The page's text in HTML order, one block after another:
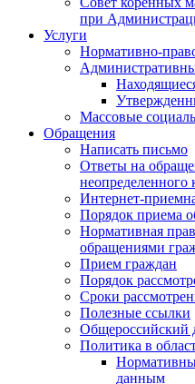
при
Услуги
Нормативно-
Массовые
Обращения
Написать письмо
Ответы на
неопределенного
Интернет-
Порядок приема
Нормативная
обращениями
Прием граждан
Порядок
Сроки
Полезные ссылки
Общероссийский
Политика в
данным